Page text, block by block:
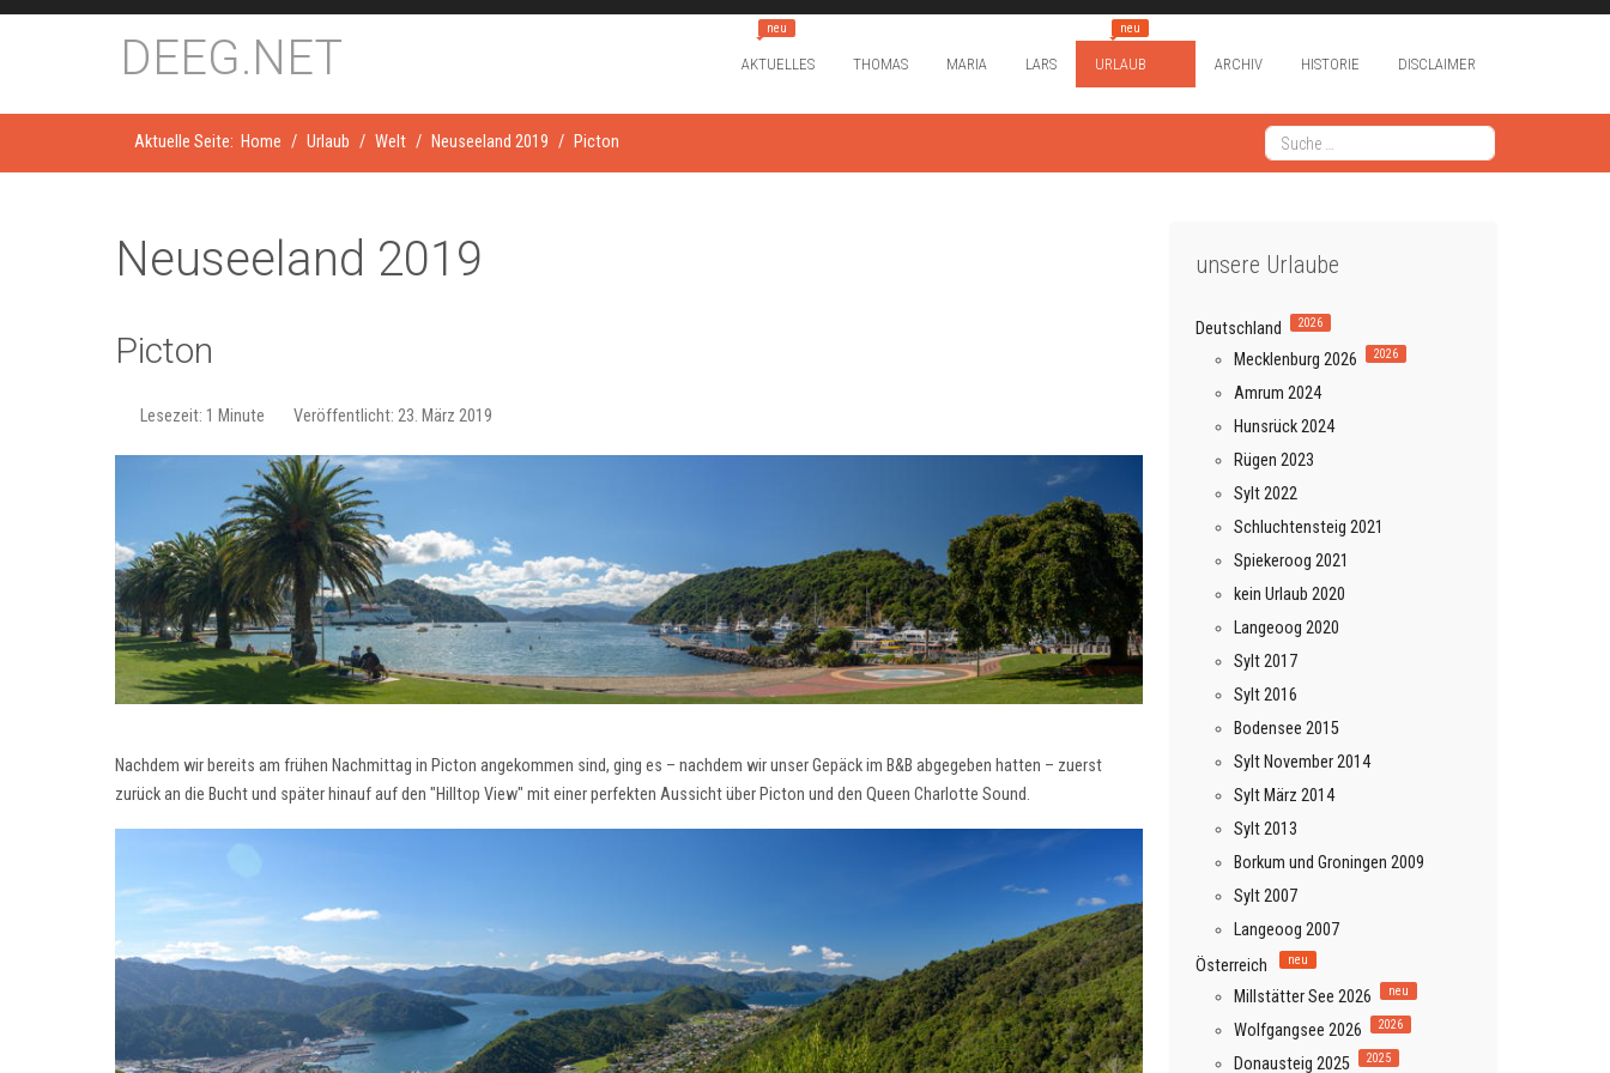
DEEG.NET AKTUELLES
neu
THOMAS MARIA LARS URLAUB
neu
ARCHIV HISTORIE DISCLAIMER
Aktuelle Seite: Home Urlaub Welt Neuseeland 2019 Picton
Suchen
Type 2 or more characters for results.
Neuseeland 2019
Picton
Lesezeit: 1 Minute Veröffentlicht: 23. März 2019
Nachdem wir bereits am frühen Nachmittag in Picton angekommen sind, ging es – nachdem wir unser Gepäck im B&B abgegeben hatten – zuerst
zurück an die Bucht und später hinauf auf den "Hilltop View" mit einer perfekten Aussicht über Picton und den Queen Charlotte Sound.
unsere Urlaube
Deutschland 2026
Mecklenburg 2026 2026
Amrum 2024
Hunsrück 2024
Rügen 2023
Sylt 2022
Schluchtensteig 2021
Spiekeroog 2021
kein Urlaub 2020
Langeoog 2020
Sylt 2017
Sylt 2016
Bodensee 2015
Sylt November 2014
Sylt März 2014
Sylt 2013
Borkum und Groningen 2009
Sylt 2007
Langeoog 2007
Österreich
neu
Millstätter See 2026 neu
Wolfgangsee 2026 2026
Donausteig 2025 2025